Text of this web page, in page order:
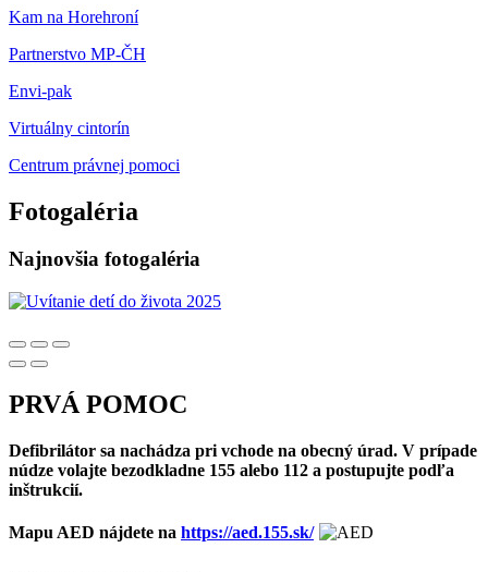
Kam na Horehroní
Partnerstvo MP-ČH
Envi-pak
Virtuálny cintorín
Centrum právnej pomoci
Fotogaléria
Najnovšia fotogaléria
PRVÁ POMOC
Defibrilátor sa nachádza pri vchode na obecný úrad. V prípade
núdze volajte bezodkladne 155 alebo 112 a postupujte podľa
inštrukcií.
Mapu AED nájdete na https://aed.155.sk/